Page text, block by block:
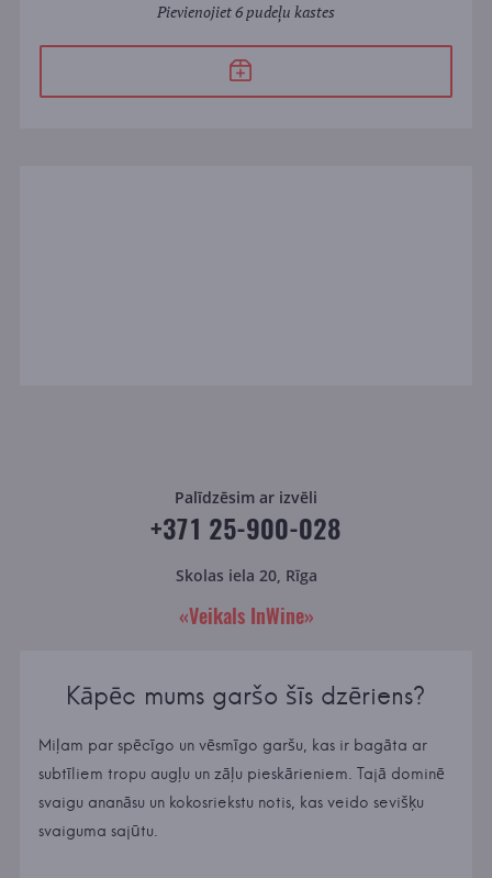
Pievienojiet 6 pudeļu kastes
Palīdzēsim ar izvēli
+371 25-900-028
Skolas iela 20, Rīga
«Veikals InWine»
Kāpēc mums garšo šīs dzēriens?
Miļam par spēcīgo un vēsmīgo garšu, kas ir bagāta ar
subtīliem tropu augļu un zāļu pieskārieniem. Tajā dominē
svaigu ananāsu un kokosriekstu notis, kas veido sevišķu
svaiguma sajūtu.